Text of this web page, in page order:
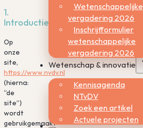
Wetenschappelijke
vergadering 2026
Inschrijfformulier
wetenschappelijke
vergadering 2026
Wetenschap & innovatie
Kennisagenda
NTvDV
Zoek een artikel
Actuele projecten
1.
Introductie
Op
onze
site,
https://www.nvdv.nl
(hierna:
“de
site”)
wordt
gebruikgemaakt